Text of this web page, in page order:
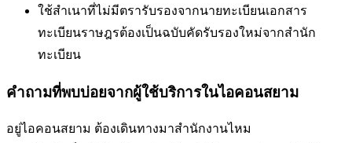
ใช้สำเนาที่ไม่มีตรารับรองจากนายทะเบียนเอกสาร
ทะเบียนราษฎรต้องเป็นฉบับคัดรับรองใหม่จากสำนัก
ทะเบียน
คำถามที่พบบ่อยจากผู้ใช้บริการในไอคอนสยาม
อยู่ไอคอนสยาม ต้องเดินทางมาสำนักงานไหม